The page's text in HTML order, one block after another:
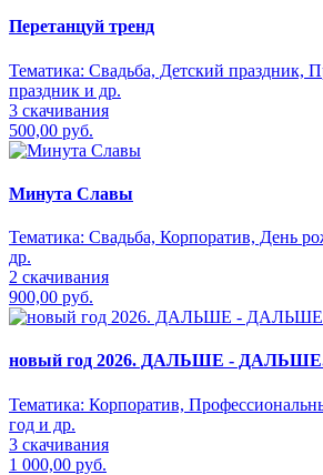
Перетанцуй тренд
Тематика: Свадьба, Детский праздник,
праздник и др.
3 скачивания
500,00 руб.
Минута Славы
Тематика: Свадьба, Корпоратив, День
др.
2 скачивания
900,00 руб.
новый год 2026. ДАЛЬШЕ -
Тематика: Корпоратив,
год и др.
3 скачивания
1 000,00 руб.